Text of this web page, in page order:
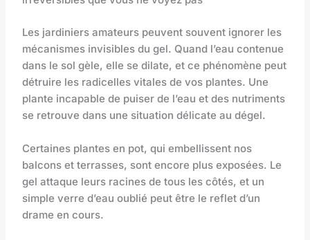
Les jardiniers amateurs peuvent souvent ignorer les
mécanismes invisibles du gel. Quand l’eau contenue
dans le sol gèle, elle se dilate, et ce phénomène peut
détruire les radicelles vitales de vos plantes. Une
plante incapable de puiser de l’eau et des nutriments
se retrouve dans une situation délicate au dégel.
Certaines plantes en pot, qui embellissent nos
balcons et terrasses, sont encore plus exposées. Le
gel attaque leurs racines de tous les côtés, et un
simple verre d’eau oublié peut être le reflet d’un
drame en cours.